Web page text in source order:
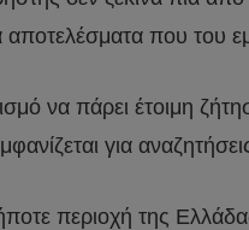
αποτελέσματα που του
να πάρει έτοιμη
για
περιοχή της